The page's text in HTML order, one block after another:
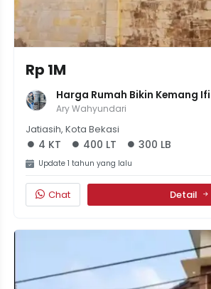
Rp 1M
Harga Rumah Bikin Kemang
Murah Banget Di Jatirasa
Ary Wahyundari
Jatiasih, Kota Bekasi
4 KT 400 LT 300 LB
Update 1 tahun yang lalu
Chat Detail